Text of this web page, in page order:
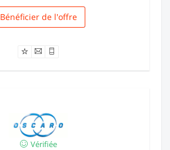
Livraison
Bénéficier de l'offre
Vérifiée